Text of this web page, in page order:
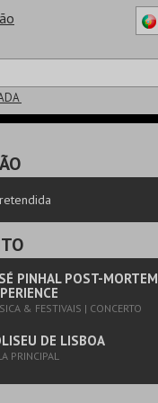
PINHAL POST-MORTEM
& FESTIVAIS | CONCERTO
DE LISBOA
PRINCIPAL